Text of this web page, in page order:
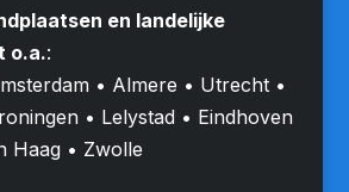
en landelijke
o.a.:
• Almere • Utrecht •
• Lelystad • Eindhoven
Haag • Zwolle